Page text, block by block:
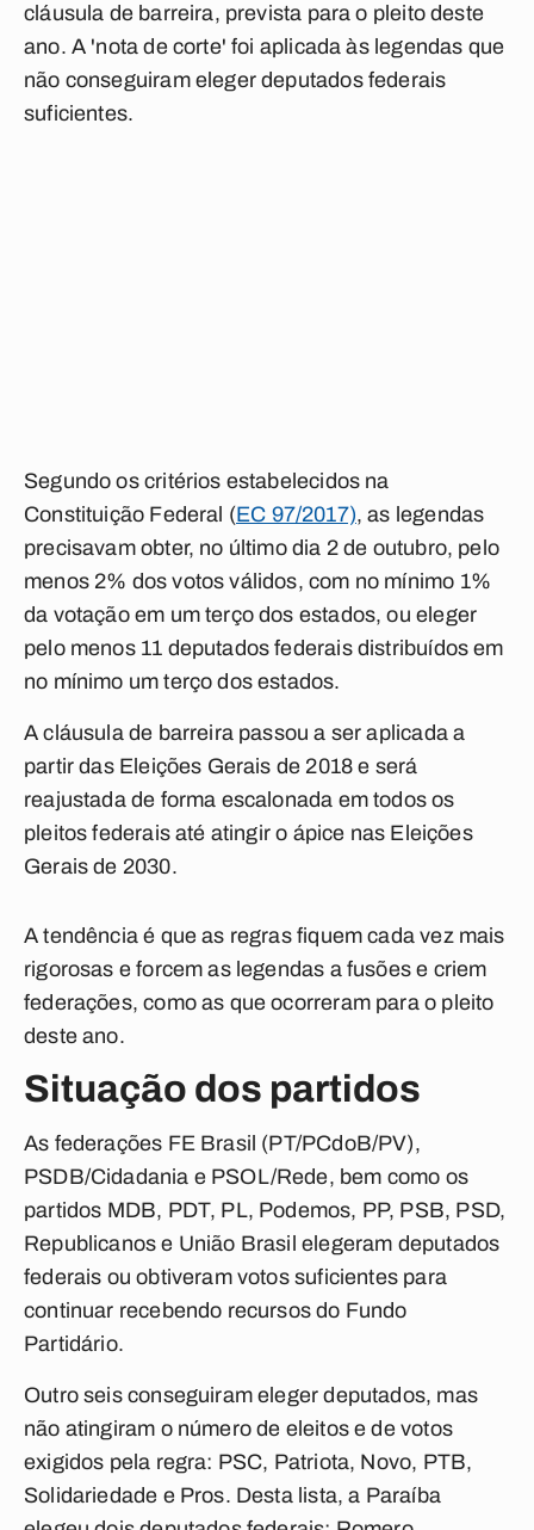
cláusula de barreira, prevista para o pleito deste
ano. A 'nota de corte' foi aplicada às legendas que
não conseguiram eleger deputados federais
suficientes.
Segundo os critérios estabelecidos na
Constituição Federal (EC 97/2017), as legendas
precisavam obter, no último dia 2 de outubro, pelo
menos 2% dos votos válidos, com no mínimo 1%
da votação em um terço dos estados, ou eleger
pelo menos 11 deputados federais distribuídos em
no mínimo um terço dos estados.
A cláusula de barreira passou a ser aplicada a
partir das Eleições Gerais de 2018 e será
reajustada de forma escalonada em todos os
pleitos federais até atingir o ápice nas Eleições
Gerais de 2030.
A tendência é que as regras fiquem cada vez mais
rigorosas e forcem as legendas a fusões e criem
federações, como as que ocorreram para o pleito
deste ano.
Situação dos partidos
As federações FE Brasil (PT/PCdoB/PV),
PSDB/Cidadania e PSOL/Rede, bem como os
partidos MDB, PDT, PL, Podemos, PP, PSB, PSD,
Republicanos e União Brasil elegeram deputados
federais ou obtiveram votos suficientes para
continuar recebendo recursos do Fundo
Partidário.
Outro seis conseguiram eleger deputados, mas
não atingiram o número de eleitos e de votos
exigidos pela regra: PSC, Patriota, Novo, PTB,
Solidariedade e Pros. Desta lista, a Paraíba